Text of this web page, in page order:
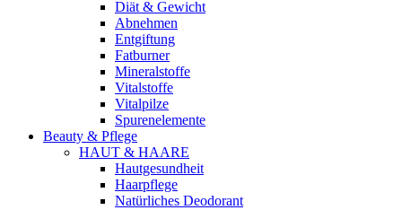
Diät & Gewicht
Abnehmen
Entgiftung
Fatburner
Mineralstoffe
Vitalstoffe
Vitalpilze
Spurenelemente
Beauty & Pflege
HAUT & HAARE
Hautgesundheit
Haarpflege
Natürliches Deodorant